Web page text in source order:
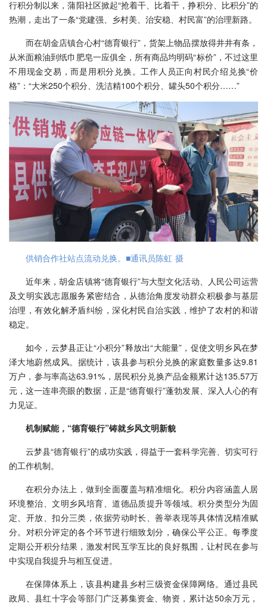
行积分制以来，蒲阳社区掀起“抢着干、比着干，挣积分、比积分”的
热潮，走出了一条“党建强、乡村美、治安稳、村民富”的治理新路。
而在胡金店镇合心村“德育银行”，货架上物品摆放得井井有条，
从米面粮油到纸巾肥皂一应俱全，所有商品均明码“标价”，不过这里
不用现金交易，而是用积分兑换。工作人员正向村民介绍兑换“价
格”：“大米250个积分、洗洁精100个积分、罐头50个积分……”
供销合作社站点流动兑换。■通讯员陈虹 摄
近年来，胡金店镇将“德育银行”与大型文化活动、人民公司运营
及文明实践志愿服务紧密结合，从德治角度发动群众积极参与基层
治理，有效化解矛盾纠纷，深化村民自治实践，维护了农村的和谐
稳定。
如今，云梦县正让“小积分”释放出“大能量”，促使文明乡风在梦
泽大地蔚然成风。据统计，该县参与积分兑换的家庭数量多达9.81
万户，参与率高达63.91%，居民积分兑换产品金额累计达135.57万
元，这一连串亮眼的数据，正是“德育银行”蓬勃发展、深入人心的有
力见证。
机制赋能，“德育银行”铸就乡风文明新貌
云梦县“德育银行”的成功实践，得益于一套科学完善、切实可行
的工作机制。
在积分办法上，做到全面覆盖与精准细化。积分内容涵盖人居
环境整治、文明乡风培育、道德品质提升等领域。积分类型分为固
定、开放、扣分三类，依据劳动时长、善举表现等具体情况精准赋
分。对积分评定的各个环节进行细致划分，确保公平公正。每季度
定期公开积分结果，激发村民互学互比的良好氛围，让村民在参与
中实现自我提升与相互促进。
在保障体系上，该县构建县乡村三级资金保障网络。通过县民
政局、县红十字会等部门广泛募集资金、物资，累计达50余万元，